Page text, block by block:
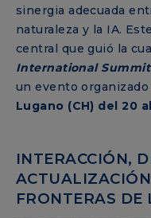
sinergia adecuada
naturaleza y la IA.
central que guió la
International
un evento
Lugano (CH) del 20
INTERACCIÓN,
FRONTERAS DE